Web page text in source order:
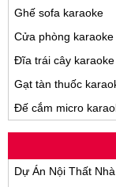
Ghế sofa karaoke
Cửa phòng karaoke
Đĩa trái cây karaoke
Gạt tàn thuốc
Đế cắm micro
Dự Án Nội Thất